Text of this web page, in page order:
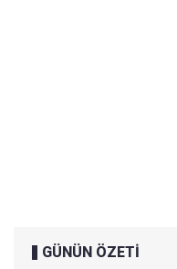
GÜNÜN ÖZETİ